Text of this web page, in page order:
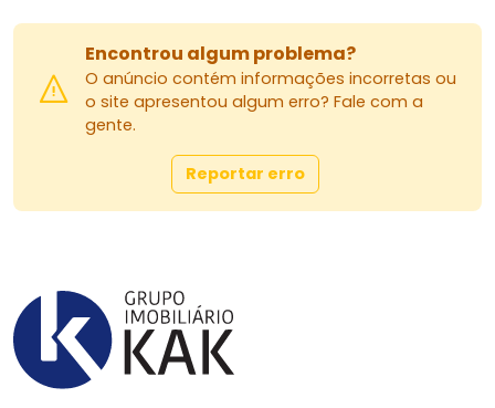
Encontrou algum problema?
O anúncio contém informações incorretas ou
o site apresentou algum erro? Fale com a
gente.
Reportar erro